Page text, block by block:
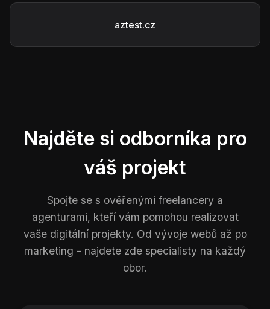
aztest.cz
Najděte si odborníka pro
váš projekt
Spojte se s ověřenými freelancery a
agenturami, kteří vám pomohou realizovat
vaše digitální projekty. Od vývoje webů až po
marketing - najdete zde specialisty na každý
obor.